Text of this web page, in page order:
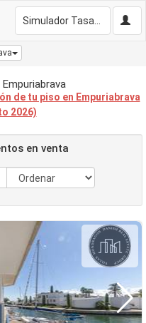
de tu piso en Empuriabrava
2026)
en venta